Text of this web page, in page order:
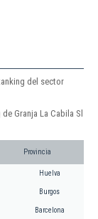
del sector
Granja La Cabila Sl
Provincia
Huelva
Burgos
Barcelona